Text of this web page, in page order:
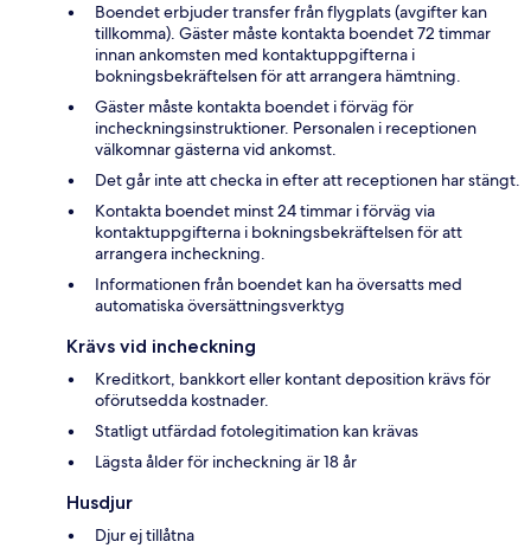
Boendet erbjuder transfer från flygplats (avgifter kan
tillkomma). Gäster måste kontakta boendet 72 timmar
innan ankomsten med kontaktuppgifterna i
bokningsbekräftelsen för att arrangera hämtning.
Gäster måste kontakta boendet i förväg för
incheckningsinstruktioner. Personalen i receptionen
välkomnar gästerna vid ankomst.
Det går inte att checka in efter att receptionen har stängt.
Kontakta boendet minst 24 timmar i förväg via
kontaktuppgifterna i bokningsbekräftelsen för att
arrangera incheckning.
Informationen från boendet kan ha översatts med
automatiska översättningsverktyg
Krävs vid incheckning
Kreditkort, bankkort eller kontant deposition krävs för
oförutsedda kostnader.
Statligt utfärdad fotolegitimation kan krävas
Lägsta ålder för incheckning är 18 år
Husdjur
Djur ej tillåtna